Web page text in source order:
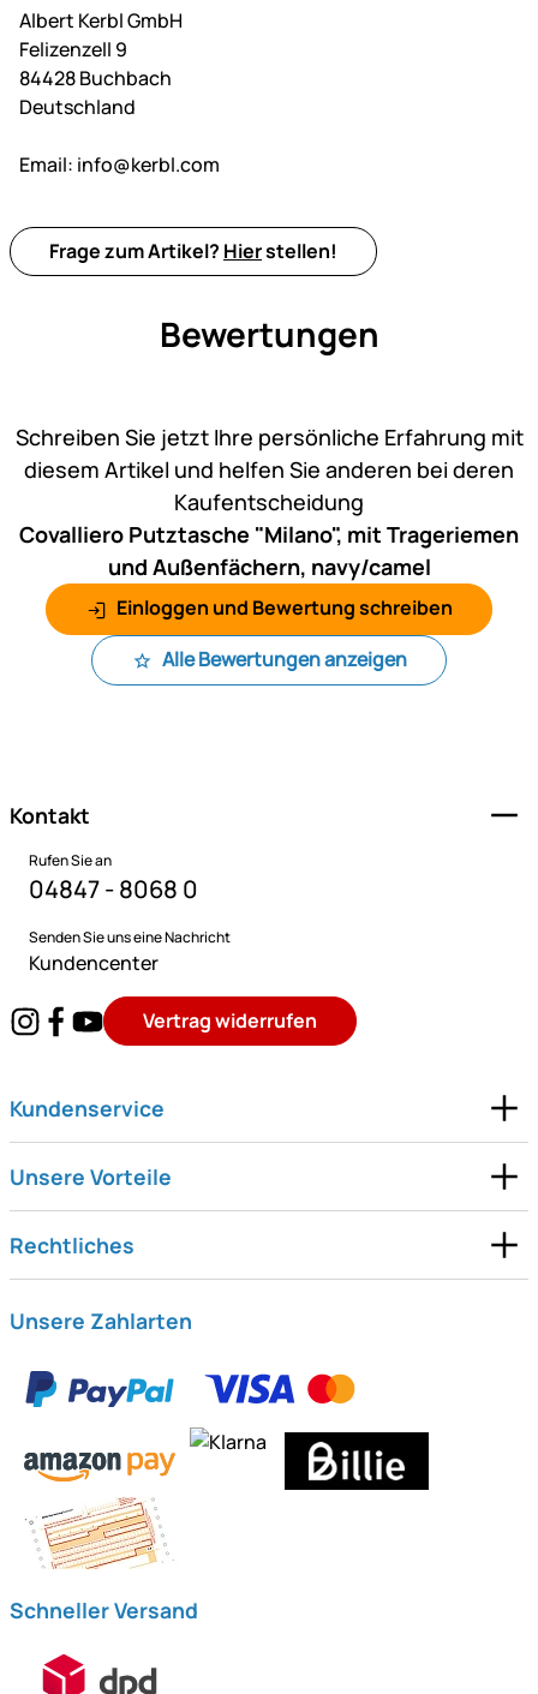
Albert Kerbl GmbH
Felizenzell 9
84428 Buchbach
Deutschland
Email: info@kerbl.com
Frage zum Artikel? Hierstellen!
Bewertungen
Schreiben Sie jetzt Ihre persönliche Erfahrung mit
diesem Artikel und helfen Sie anderen bei deren
Kaufentscheidung
Covalliero Putztasche "Milano", mit Trageriemen
und Außenfächern, navy/camel
Einloggen und Bewertung schreiben
Alle Bewertungen anzeigen
Kontakt
Rufen Sie an
04847 - 8068 0
Senden Sie uns eine Nachricht
Kundencenter
Vertrag widerrufen
Kundenservice
Unsere Vorteile
Rechtliches
Unsere Zahlarten
Schneller Versand